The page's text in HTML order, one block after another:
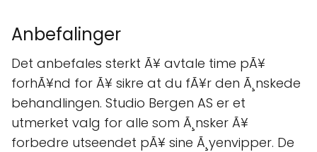
Anbefalinger
Det anbefales sterkt Ã¥ avtale time pÃ¥
forhÃ¥nd for Ã¥ sikre at du fÃ¥r den Ã¸nskede
behandlingen. Studio Bergen AS er et
utmerket valg for alle som Ã¸nsker Ã¥
forbedre utseendet pÃ¥ sine Ã¸yenvipper. De